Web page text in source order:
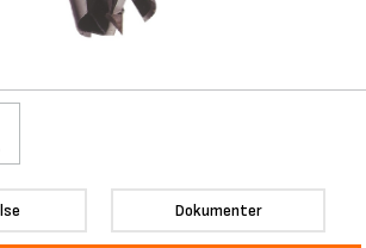
Dokumenter